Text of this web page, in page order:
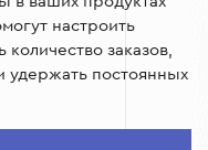
настроить
количество заказов,
удержать постоянных
настройка